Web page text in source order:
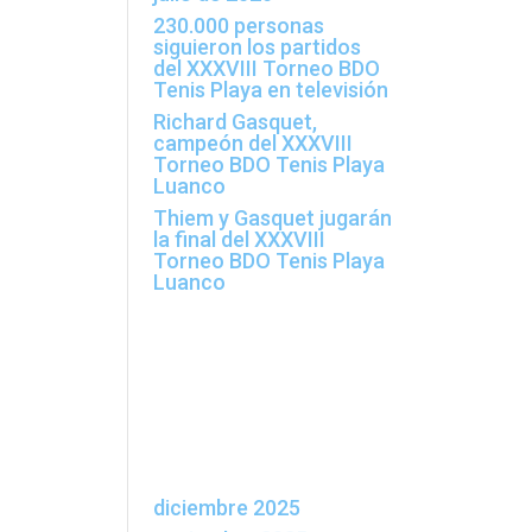
230.000 personas
siguieron los partidos
del XXXVIII Torneo BDO
Tenis Playa en televisión
Richard Gasquet,
campeón del XXXVIII
Torneo BDO Tenis Playa
Luanco
Thiem y Gasquet jugarán
la final del XXXVIII
Torneo BDO Tenis Playa
Luanco
diciembre 2025